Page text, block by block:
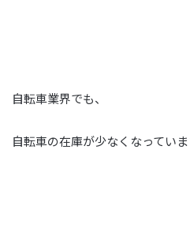
自転車業界でも、
自転車の在庫が少なくなっていま